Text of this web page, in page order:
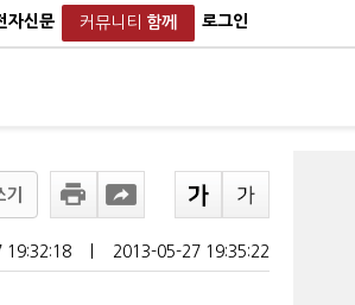
자신문 커뮤니티 함께 로그인
19:32:18 2013-05-27 19:35:22